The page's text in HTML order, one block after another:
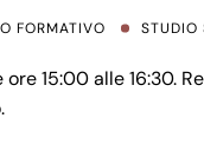
FORMATIVO STUDIO
15:00 alle 16:30.